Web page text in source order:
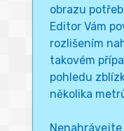
obrazu
Editor Vám
rozlišením
takovém
pohledu
několika